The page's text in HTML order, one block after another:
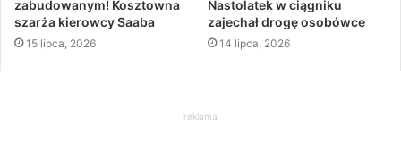
zabudowanym! Kosztowna
szarża kierowcy Saaba
15 lipca, 2026
Nastolatek w ciągniku
zajechał drogę osobówce
14 lipca, 2026
reklama